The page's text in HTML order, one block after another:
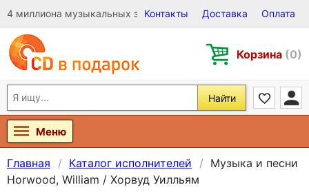
4 миллиона музыкальных записей на Виниле, CD и DVD
Контакты Доставка Оплата
Корзина (0)
Найти
Меню
Главная Каталог исполнителей
Музыка и песни
Horwood, William / Хорвуд Уилльям